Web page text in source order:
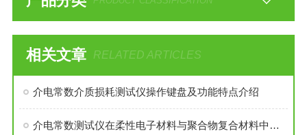
相关文章 RELATED ARTICLES
介电常数介质损耗测试仪操作键盘及功能特点介绍
介电常数测试仪在柔性电子材料与聚合物复合材料中的应用特点